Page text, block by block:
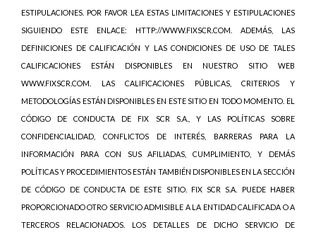
ESTIPULACIONES. POR FAVOR LEA ESTAS LIMITACIONES Y ESTIPULACIONES
SIGUIENDO ESTE ENLACE: HTTP://WWW.FIXSCR.COM. ADEMÁS, LAS
DEFINICIONES DE CALIFICACIÓN Y LAS CONDICIONES DE USO DE TALES
CALIFICACIONES ESTÁN DISPONIBLES EN NUESTRO SITIO WEB
WWW.FIXSCR.COM. LAS CALIFICACIONES PÚBLICAS, CRITERIOS Y
METODOLOGÍAS ESTÁN DISPONIBLES EN ESTE SITIO EN TODO MOMENTO. EL
CÓDIGO DE CONDUCTA DE FIX SCR S.A., Y LAS POLÍTICAS SOBRE
CONFIDENCIALIDAD, CONFLICTOS DE INTERÉS, BARRERAS PARA LA
INFORMACIÓN PARA CON SUS AFILIADAS, CUMPLIMIENTO, Y DEMÁS
POLÍTICAS Y PROCEDIMIENTOS ESTÁN TAMBIÉN DISPONIBLES EN LA SECCIÓN
DE CÓDIGO DE CONDUCTA DE ESTE SITIO. FIX SCR S.A. PUEDE HABER
PROPORCIONADO OTRO SERVICIO ADMISIBLE A LA ENTIDAD CALIFICADA O A
TERCEROS RELACIONADOS. LOS DETALLES DE DICHO SERVICIO DE